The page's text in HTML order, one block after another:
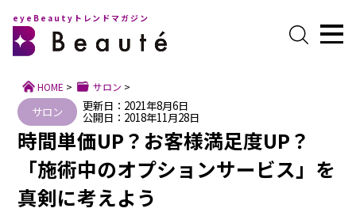
eyeBeautyトレンドマガジン
HOME > サロン >
サロン 更新日：2021年8月6日
公開日：2018年11月28日
時間単価UP？お客様満足度UP？
「施術中のオプションサービス」を
真剣に考えよう